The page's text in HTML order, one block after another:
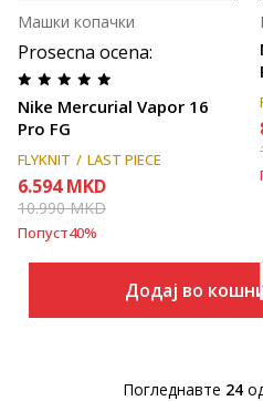
Prosecna ocena:
Nike Mercurial Vapor 16
Pro FG
Машки копачки
FLYKNIT LAST PIECE
6.594 MKD
10.990MKD
Попуст40%
Додај во
Погледнавте 24